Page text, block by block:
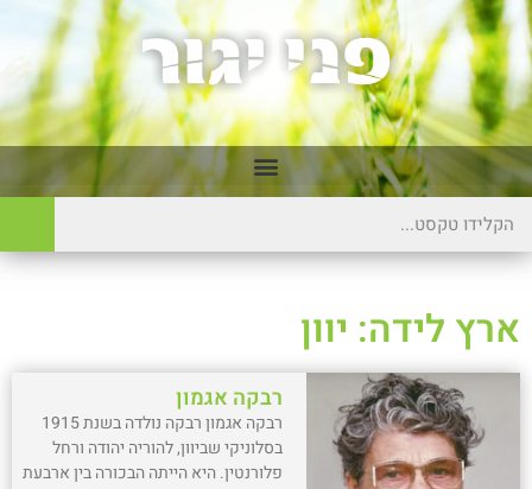
ארץ לידה: יוון
רבקה אגמון
רבקה אגמון רבקה נולדה בשנת 1915
בסלוניקי שביוון, להוריה יהודה ורחל
פלורנטין. היא הייתה הבכורה בין ארבעת